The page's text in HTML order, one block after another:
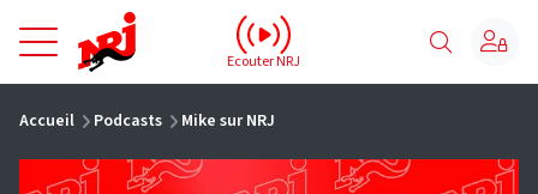
NRJ - Accueil
Ecouter NRJ
Accueil Podcasts Mike sur NRJ